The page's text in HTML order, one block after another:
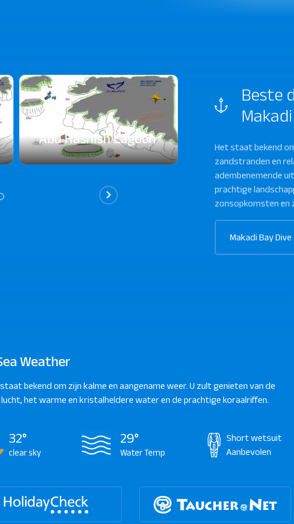
Abu Hashish Lagoon
Beste
Het staat bekend
zandstranden en
adembenemende
prachtige
zonsopkomsten en
Makadi Bay
Weather
bekend om zijn kalme en aangename weer. U zult genieten van de
het warme en kristalheldere water en de prachtige koraalriffen.
32°
clear sky
29°
Water Temp
Short wetsuit
Aanbevolen